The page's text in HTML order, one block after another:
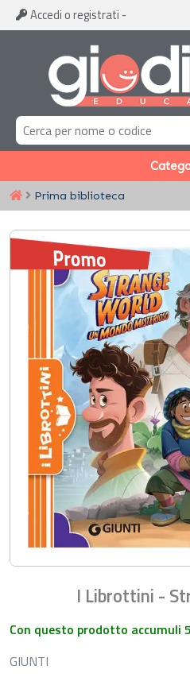
Accedi o registrati -
Prima biblioteca
I Librottini -
Con questo prodotto accumuli
GIUNTI